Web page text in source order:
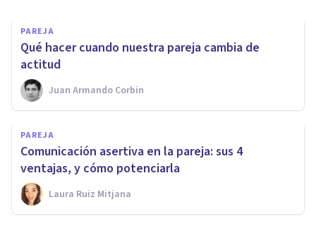
PAREJA
Qué hacer cuando nuestra pareja cambia de
actitud
Juan Armando Corbin
PAREJA
Comunicación asertiva en la pareja: sus 4
ventajas, y cómo potenciarla
Laura Ruiz Mitjana